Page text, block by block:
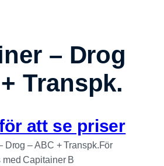
– Drog
Transpk.
att se priser
Drog – ABC + Transpk.För
Capitainer B